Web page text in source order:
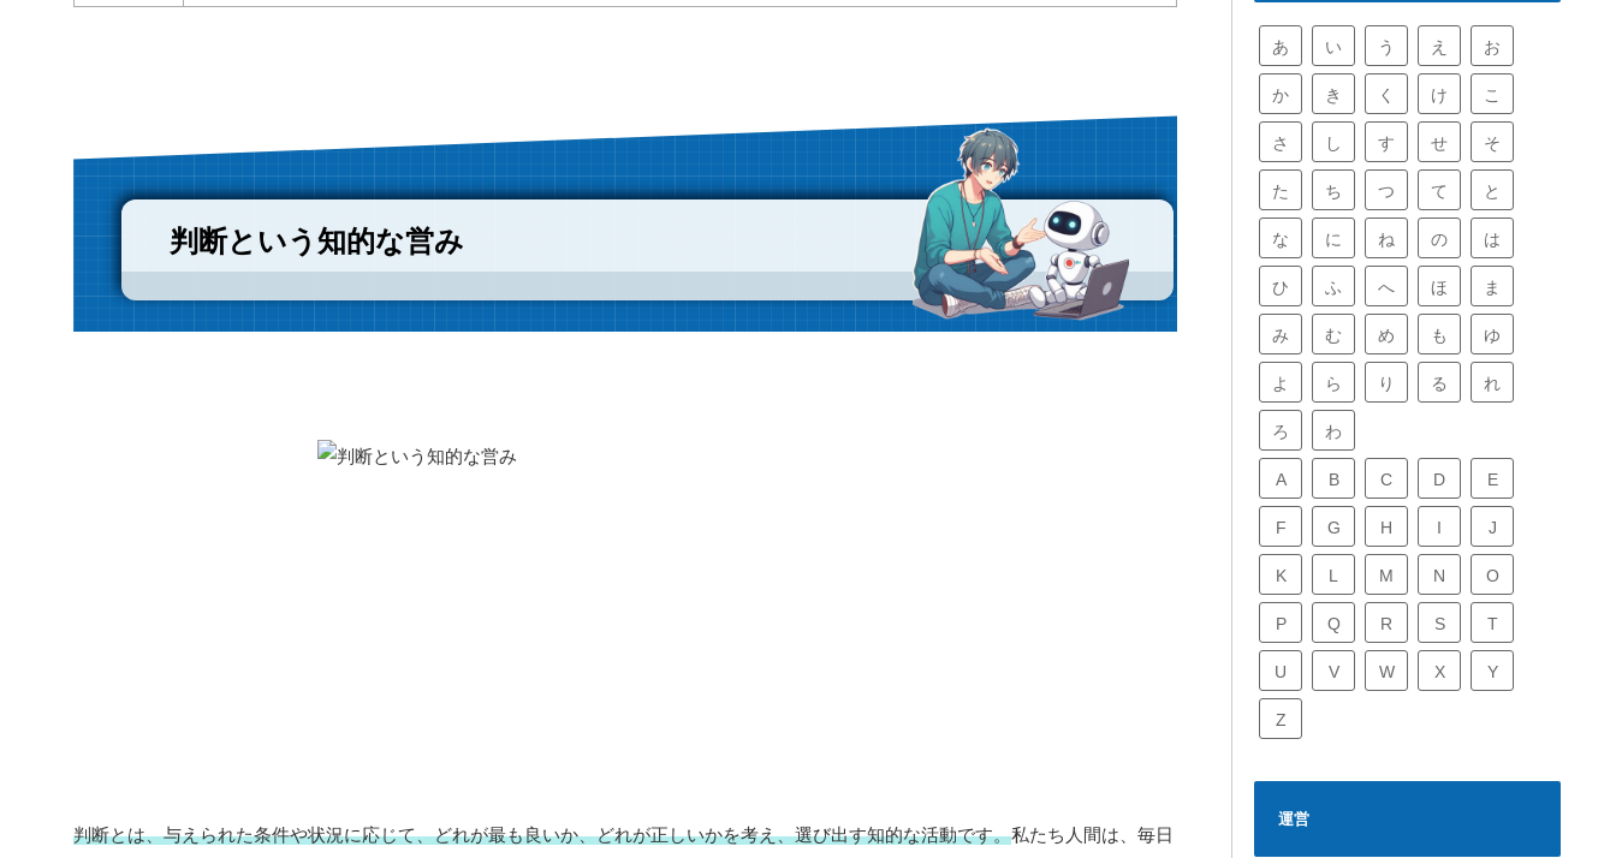
判断という知的な営み
判断とは、与えられた条件や状況に応じて、どれが最も良いか、どれが正しいかを考え、選び出す知的な活動です。私たち人間は、毎日
あ い う え お
か き く け こ
さ し す せ そ
た ち つ て と
な に ね の は
ひ ふ へ ほ ま
み む め も ゆ
よ ら り る れ
ろ わ
A B C D E
F G H I J
K L M N O
P Q R S T
U V W X Y
Z
運営